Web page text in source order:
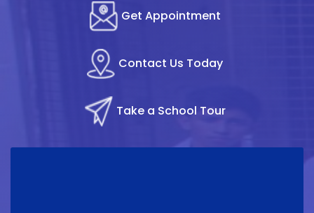
Get Appointment
Contact Us Today
Take a School Tour